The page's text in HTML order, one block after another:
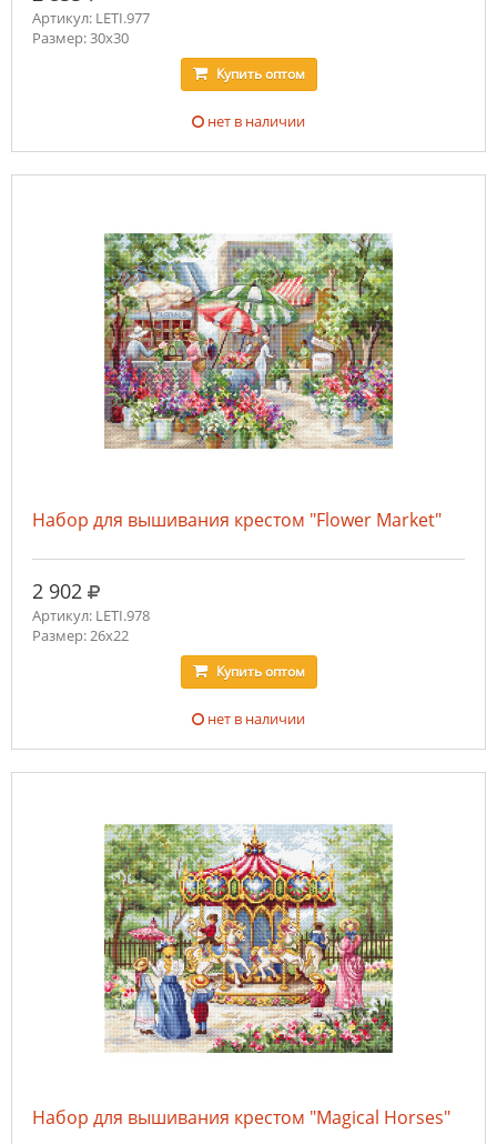
Артикул: LETI.977
Размер: 30x30
Купитьоптом
нет в наличии
Набор для вышивания крестом "Flower Market"
2 902 руб.
Артикул: LETI.978
Размер: 26x22
Купитьоптом
нет в наличии
Набор для вышивания крестом "Magical Horses"